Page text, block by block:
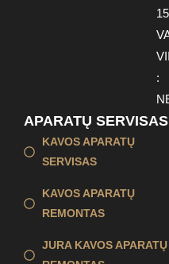
15
VII
:
APARATŲ SERVISAS
KAVOS APARATŲ
SERVISAS
KAVOS APARATŲ
REMONTAS
JURA KAVOS APARATŲ